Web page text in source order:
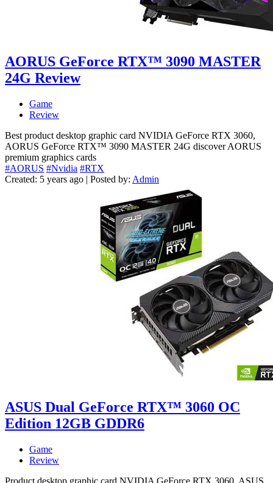
AORUS GeForce RTX™ 3090 MASTER
24G Review
Game
Review
Best product desktop graphic card NVIDIA GeForce RTX 3060,
AORUS GeForce RTX™ 3090 MASTER 24G discover AORUS
premium graphics cards
#AORUS #Nvidia #RTX
Created: 5 years ago | Posted by: Admin
ASUS Dual GeForce RTX™ 3060 OC
Edition 12GB GDDR6
Game
Review